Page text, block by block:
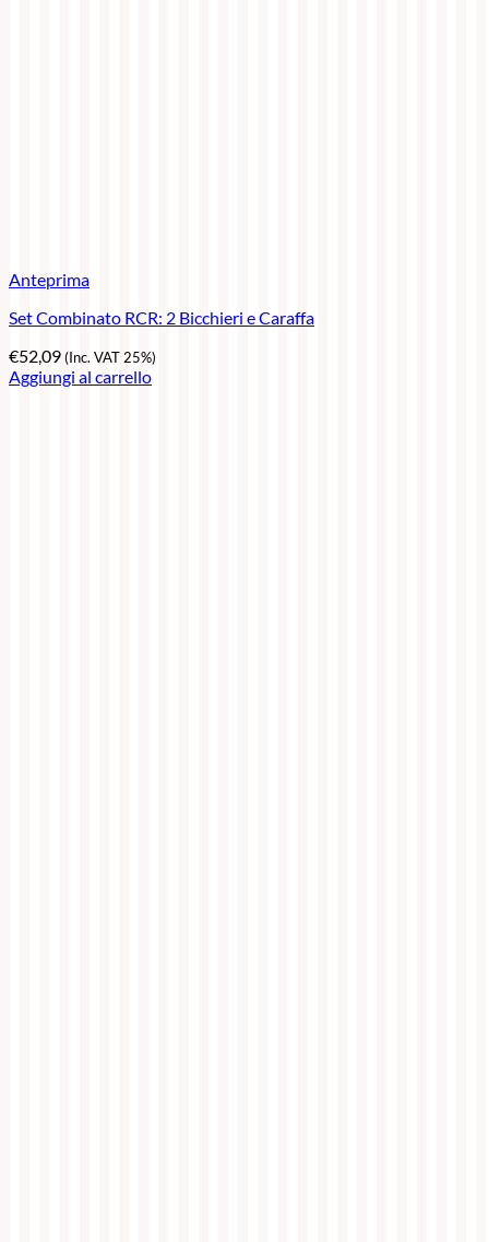
Anteprima
Set Combinato RCR: 2 Bicchieri e Caraffa
€52,09(Inc. VAT 25%)
Aggiungi al carrello